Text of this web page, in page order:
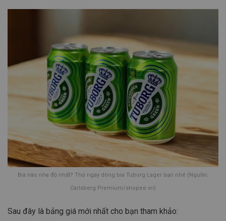
Bia nào nhẹ độ nhất? Thử ngay dòng bia Tuborg Lager bạn nhé (Nguồn:
Carlsberg Premium/shopee.vn)
Sau đây là bảng giá mới nhất cho bạn tham khảo: